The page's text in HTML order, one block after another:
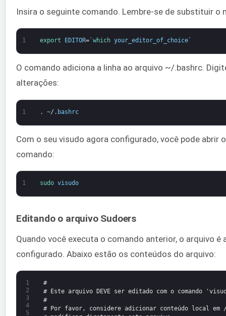
Insira o seguinte comando. Lembre-se de substituir
1 export EDITOR=`which your_editor_of_choice`
O comando adiciona a linha ao arquivo ~/.bashrc.
alterações:
1 . ~/ . bashrc
Com o seu visudo agora configurado, você pode abrir
comando:
1 sudo visudo
Editando o arquivo Sudoers
Quando você executa o comando anterior, o arquivo
configurado. Abaixo estão os conteúdos do arquivo:
1
2
3
4
5
#
# Este arquivo DEVE ser editado com o comando
#
# Por favor, considere adicionar conteúdo local em